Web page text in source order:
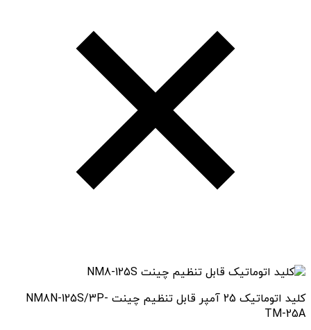
کلید اتوماتیک 25 آمپر قابل تنظیم چینت NM8N-125S/3P-
TM-25A